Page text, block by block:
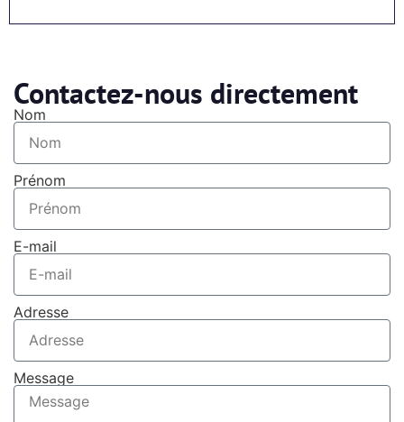
Contactez-nous directement
Nom
Prénom
E-mail
Adresse
Message